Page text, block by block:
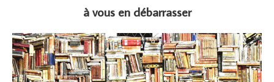
à vous en débarrasser